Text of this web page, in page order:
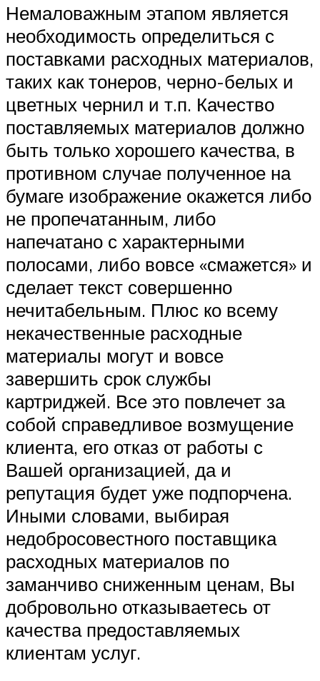
Немаловажным этапом является
необходимость определиться с
поставками расходных материалов,
таких как тонеров, черно-белых и
цветных чернил и т.п. Качество
поставляемых материалов должно
быть только хорошего качества, в
противном случае полученное на
бумаге изображение окажется либо
не пропечатанным, либо
напечатано с характерными
полосами, либо вовсе «смажется» и
сделает текст совершенно
нечитабельным. Плюс ко всему
некачественные расходные
материалы могут и вовсе
завершить срок службы
картриджей. Все это повлечет за
собой справедливое возмущение
клиента, его отказ от работы с
Вашей организацией, да и
репутация будет уже подпорчена.
Иными словами, выбирая
недобросовестного поставщика
расходных материалов по
заманчиво сниженным ценам, Вы
добровольно отказываетесь от
качества предоставляемых
клиентам услуг.